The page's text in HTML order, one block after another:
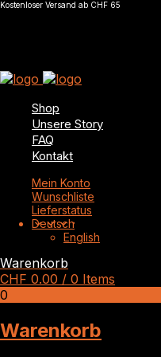
Kostenloser Versand ab CHF 65
Shop
Unsere Story
FAQ
Kontakt
Mein Konto
Wunschliste
Lieferstatus
Deutsch
English
Warenkorb
CHF 0.00 / 0 Items
0
Warenkorb